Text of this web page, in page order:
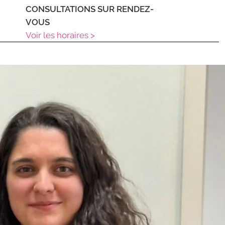
CONSULTATIONS SUR RENDEZ-
VOUS
Voir les horaires >